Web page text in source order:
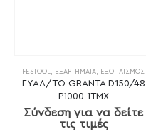
FESTOOL ΕΞΑΡΤΉΜΑΤΑ ΕΞΟΠΛΙΣΜΌΣ
ΓΥΑΛ/ΤΟ GRANTA D150/48
P1000 1ΤΜΧ
Σύνδεση για να δείτε
τις τιμές